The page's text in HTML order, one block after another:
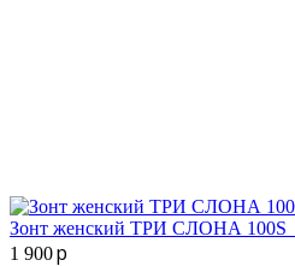
Зонт женский ТРИ СЛОНА
1 900p